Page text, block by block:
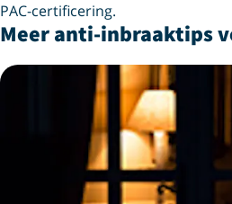
PAC-certificering.
Meer anti-inbraaktips